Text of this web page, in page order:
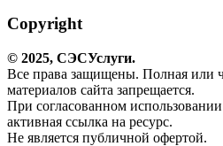
Copyright
© 2025, СЭСУслуги.
Все права защищены. Полная или
материалов сайта запрещается.
При согласованном
активная ссылка на ресурс.
Не является публичной офертой.